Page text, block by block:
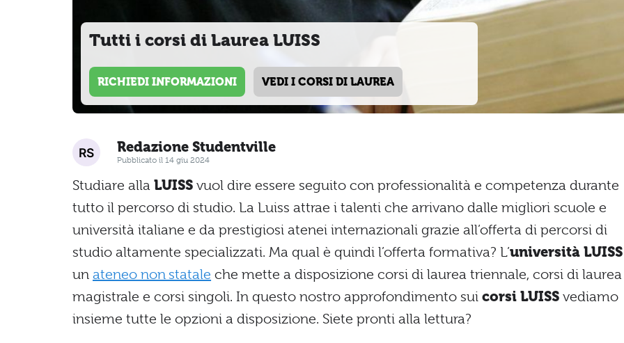
Tutti i corsi di Laurea LUISS
RICHIEDI INFORMAZIONI VEDI I CORSI DI LAUREA
Redazione Studentville
Pubblicato il 14 giu 2024
Studiare alla LUISS vuol dire essere seguito con professionalità e competenza durante
tutto il percorso di studio. La Luiss attrae i talenti che arrivano dalle migliori scuole e
università italiane e da prestigiosi atenei internazionali grazie all’offerta di percorsi di
studio altamente specializzati. Ma qual è quindi l’offerta formativa? L’università LUISS
un ateneo non statale che mette a disposizione corsi di laurea triennale, corsi di laurea
magistrale e corsi singoli. In questo nostro approfondimento sui corsi LUISS vediamo
insieme tutte le opzioni a disposizione. Siete pronti alla lettura?